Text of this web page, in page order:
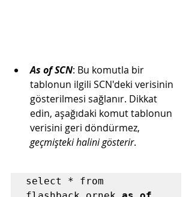
As of SCN: Bu komutla bir
tablonun ilgili SCN'deki verisinin
gösterilmesi sağlanır. Dikkat
edin, aşağıdaki komut tablonun
verisini geri döndürmez,
geçmişteki halini gösterir.
select * from